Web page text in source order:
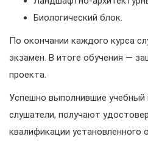
Биологический блок.
По окончании каждого курса
экзамен. В итоге обучения —
проекта.
Успешно выполнившие
слушатели, получают
квалификации установленного